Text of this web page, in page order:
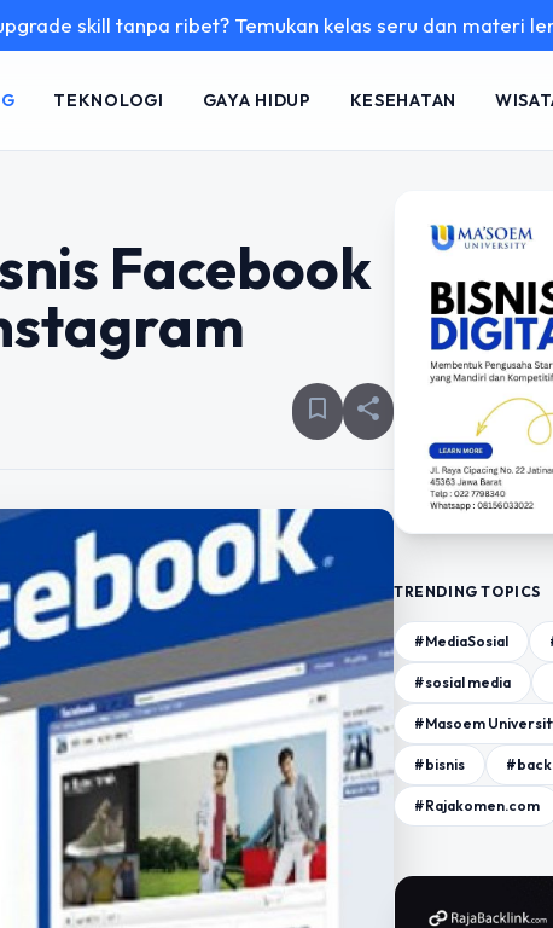
tanpa ribet? Temukan kelas seru dan materi lengkap
TEKNOLOGI GAYA HIDUP KESEHATAN
Facebook
bookmark_border share
TRENDING TOPICS
#MediaSosial
#sosial media
#Masoem
#bisnis
#Rajakomen.com